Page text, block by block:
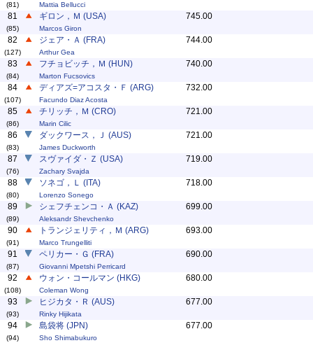
(81) Mattia Bellucci
81
(85)
ギロン，Ｍ (USA)
Marcos Giron
745.00
82
(127)
ジェア・Ａ (FRA)
Arthur Gea
744.00
83
(84)
フチョビッチ，Ｍ (HUN)
Marton Fucsovics
740.00
84
(107)
ディアズ=アコスタ・Ｆ (ARG)
Facundo Diaz Acosta
732.00
85
(86)
チリッチ，Ｍ (CRO)
Marin Cilic
721.00
86
(83)
ダックワース，Ｊ (AUS)
James Duckworth
721.00
87
(76)
スヴァイダ・Ｚ (USA)
Zachary Svajda
719.00
88
(80)
ソネゴ，Ｌ (ITA)
Lorenzo Sonego
718.00
89
(89)
シェフチェンコ・Ａ (KAZ)
Aleksandr Shevchenko
699.00
90
(91)
トランジェリティ，Ｍ (ARG)
Marco Trungelliti
693.00
91
(87)
ペリカー・Ｇ (FRA)
Giovanni Mpetshi Perricard
690.00
92
(108)
ウォン・コールマン (HKG)
Coleman Wong
680.00
93
(93)
ヒジカタ・Ｒ (AUS)
Rinky Hijikata
677.00
94
(94)
島袋将 (JPN)
Sho Shimabukuro
677.00